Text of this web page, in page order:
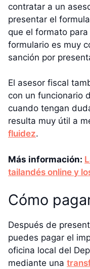
contratar a un
presentar el
que el formato
formulario es muy
sanción por
El asesor fiscal
con un funcionario
cuando tengan
resulta muy útil a
fluidez.
Más información:
tailandés online y
Cómo
Después de
puedes pagar el
oficina local del
mediante una